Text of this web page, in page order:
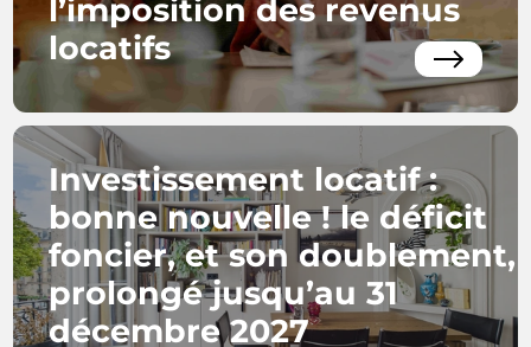
l’imposition des revenus
locatifs
Investissement locatif :
bonne nouvelle ! le déficit
foncier, et son doublement,
prolongé jusqu’au 31
décembre 2027